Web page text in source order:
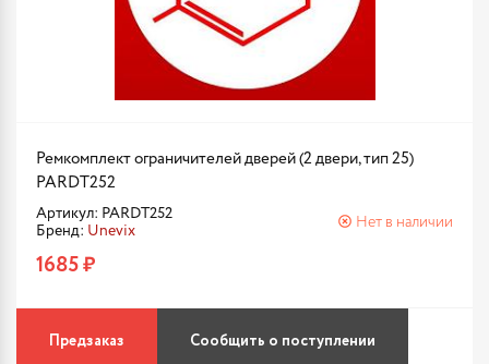
Ремкомплект ограничителей дверей (2 двери, тип 25)
PARDT252
Артикул: PARDT252
Бренд: Unevix
Нет в наличии
1685 ₽
Предзаказ Сообщить о поступлении